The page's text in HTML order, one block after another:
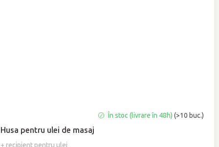
Husa pentru ulei de masaj
+ recipient pentru ulei
a
produsului
În stoc (livrare în 48h)(>10 buc.)